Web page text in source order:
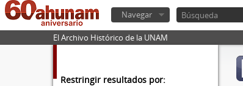
Navegar
El Archivo Histórico de la UNAM
Restringir resultados por: